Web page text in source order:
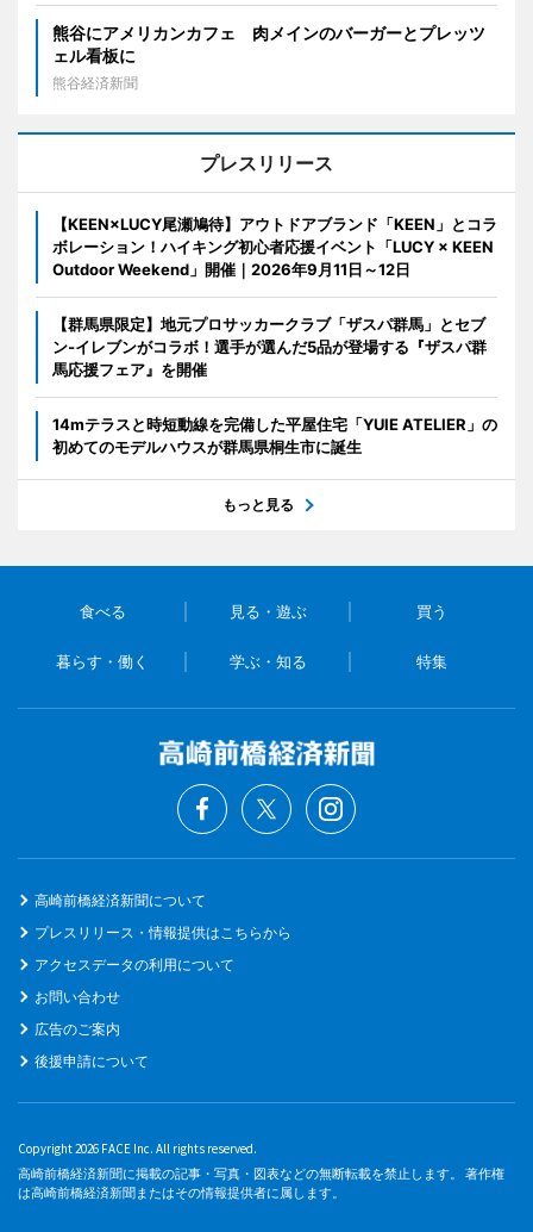
熊谷にアメリカンカフェ 肉メインのバーガーとプレッツ
ェル看板に
熊谷経済新聞
プレスリリース
【KEEN×LUCY尾瀬鳩待】アウトドアブランド「KEEN」とコラ
ボレーション！ハイキング初心者応援イベント「LUCY × KEEN
Outdoor Weekend」開催｜2026年9月11日～12日
【群馬県限定】地元プロサッカークラブ「ザスパ群馬」とセブ
ン‐イレブンがコラボ！選手が選んだ5品が登場する『ザスパ群
馬応援フェア』を開催
14mテラスと時短動線を完備した平屋住宅「YUIE ATELIER」の
初めてのモデルハウスが群馬県桐生市に誕生
もっと見る
食べる 見る・遊ぶ 買う
暮らす・働く 学ぶ・知る 特集
高崎前橋経済新聞について
プレスリリース・情報提供はこちらから
アクセスデータの利用について
お問い合わせ
広告のご案内
後援申請について
Copyright 2026 FACE Inc. All rights reserved.
高崎前橋経済新聞に掲載の記事・写真・図表などの無断転載を禁止します。 著作権
は高崎前橋経済新聞またはその情報提供者に属します。